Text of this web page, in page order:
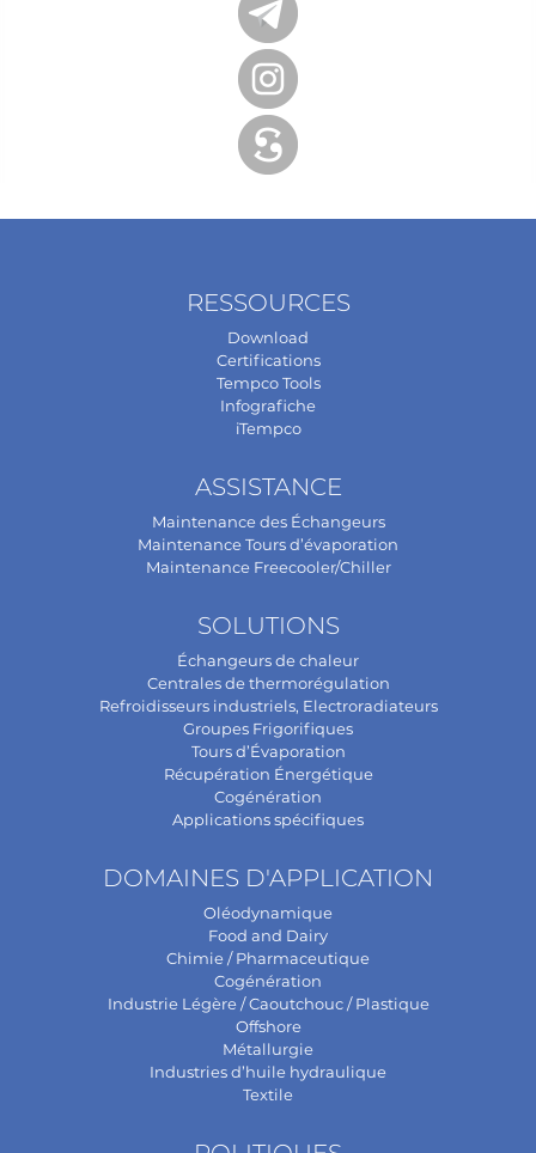
RESSOURCES
Download
Certifications
Tempco Tools
Infografiche
iTempco
ASSISTANCE
Maintenance des Échangeurs
Maintenance Tours d’évaporation
Maintenance Freecooler/Chiller
SOLUTIONS
Échangeurs de chaleur
Centrales de thermorégulation
Refroidisseurs industriels, Electroradiateurs
Groupes Frigorifiques
Tours d’Évaporation
Récupération Énergétique
Cogénération
Applications spécifiques
DOMAINES D'APPLICATION
Oléodynamique
Food and Dairy
Chimie / Pharmaceutique
Cogénération
Industrie Légère / Caoutchouc / Plastique
Offshore
Métallurgie
Industries d’huile hydraulique
Textile